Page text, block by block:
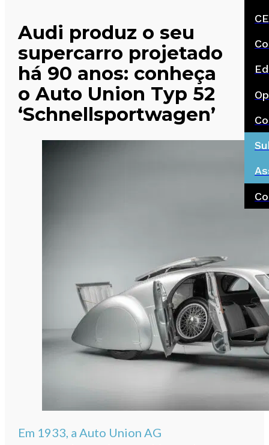
Audi produz o seu
supercarro projetado
há 90 anos: conheça
o Auto Union Typ 52
‘Schnellsportwagen’
Em 1933, a Auto Union AG